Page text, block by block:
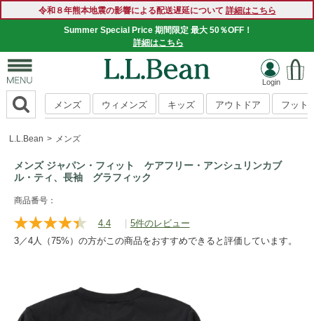
令和８年熊本地震の影響による配送遅延について 詳細はこちら
Summer Special Price 期間限定 最大 50％OFF！
詳細はこちら
メンズ ウィメンズ キッズ アウトドア フット
L.L.Bean メンズ
メンズ ジャパン・フィット ケアフリー・アンシュリンカブ
ル・ティ、長袖 グラフィック
https://www.llbean.co.jp/mens/tops/tshirts-
long/g/112B03.html
商品番号：
4.4
レ
ビ
む.
| 5件のレビュー
3／4人（75%）の方がこの商品をおすすめできると評価しています。